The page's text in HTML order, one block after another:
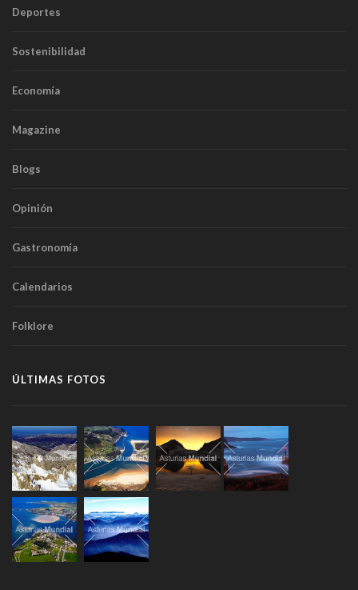
Deportes
Sostenibilidad
Economía
Magazine
Blogs
Opinión
Gastronomía
Calendarios
Folklore
ÚLTIMAS FOTOS